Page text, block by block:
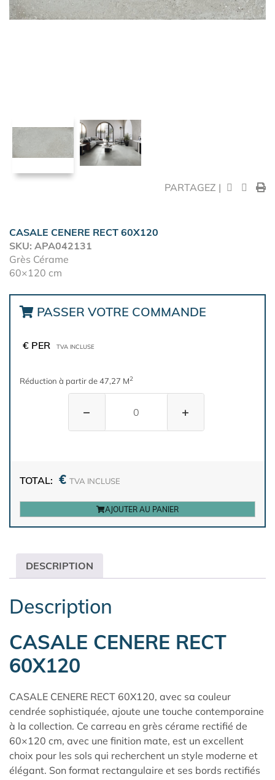
PARTAGEZ |
CASALE CENERE RECT 60X120
SKU: APA042131
Grès Cérame
60×120 cm
PASSER VOTRE COMMANDE
€ PER TVA INCLUSE
Réduction à partir de 47,27 M2
− +
TOTAL: € TVA INCLUSE
AJOUTER AU PANIER
DESCRIPTION
Description
CASALE CENERE RECT
60X120
CASALE CENERE RECT 60X120, avec sa couleur
cendrée sophistiquée, ajoute une touche contemporaine
à la collection. Ce carreau en grès cérame rectifié de
60×120 cm, avec une finition mate, est un excellent
choix pour les sols qui recherchent un style moderne et
élégant. Son format rectangulaire et ses bords rectifiés